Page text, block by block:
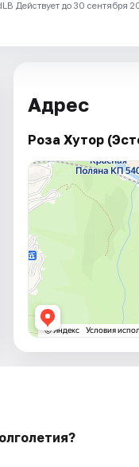
Действует до 30 сентября
Адрес
Роза Хутор